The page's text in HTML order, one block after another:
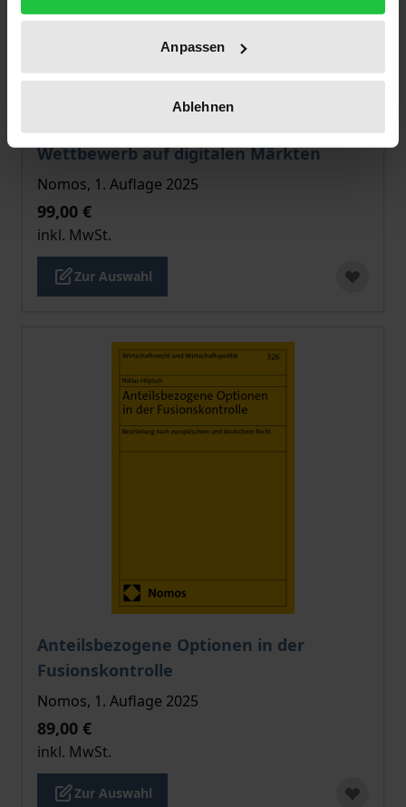
Anpassen
Ablehnen
Wettbewerb auf digitalen Märkten
Der Preis dieses Titels richtet sich nach der
Nomos, 1. Auflage 2025
99,00 €
inkl. MwSt.
Zur Auswahl
Anteilsbezogene Optionen in der
Fusionskontrolle
Der Preis dieses Titels richtet sich nach der
Nomos, 1. Auflage 2025
89,00 €
inkl. MwSt.
Zur Auswahl